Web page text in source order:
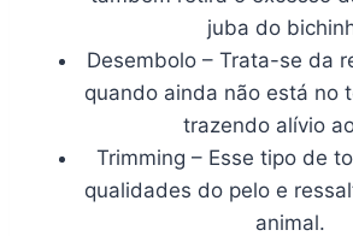
juba do
Desembolo – Trata-se da
quando ainda não está no
trazendo alívio
Trimming – Esse tipo de
qualidades do pelo e
animal.